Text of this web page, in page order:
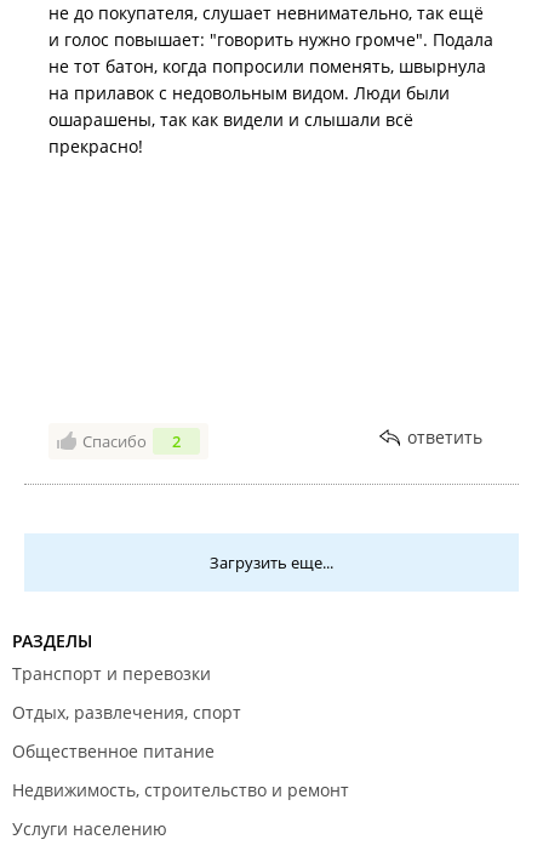
не до покупателя, слушает невнимательно, так ещё
и голос повышает: "говорить нужно громче". Подала
не тот батон, когда попросили поменять, швырнула
на прилавок с недовольным видом. Люди были
ошарашены, так как видели и слышали всё
прекрасно!
Спасибо 2 ответить
Загрузить еще...
РАЗДЕЛЫ
Транспорт и перевозки
Отдых, развлечения, спорт
Общественное питание
Недвижимость, строительство и ремонт
Услуги населению